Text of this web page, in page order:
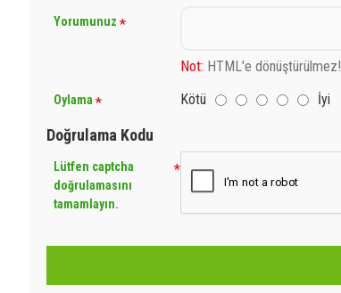
Yorumunuz
Not: HTML'e dönüştürülmez!
Oylama Kötü İyi
Doğrulama Kodu
Lütfen captcha
doğrulamasını
tamamlayın.